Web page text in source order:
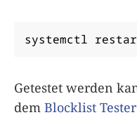
systemctl
Getestet werden
dem Blocklist Tester